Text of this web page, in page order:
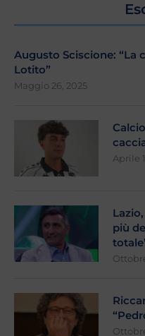
Augusto Sciscione: “La
Lotito”
Maggio 26, 2025
Aprile
più